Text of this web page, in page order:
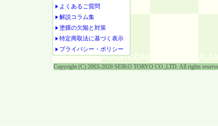
よくあるご質問
解説コラム集
塗膜の欠陥と対策
特定商取法に基づく表示
プライバシー・ポリシー
Copyright (C) 2003-2026 SEIKO TORYO CO.,LTD. All rights